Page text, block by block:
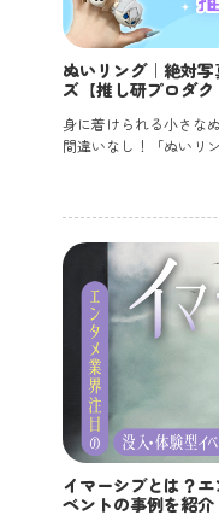
ぬいリング｜絶対
ズ【推し研プロダク
身に着けられる小さな
間違いなし！「ぬいリ
イマーシブとは？
ベントの事例を紹介